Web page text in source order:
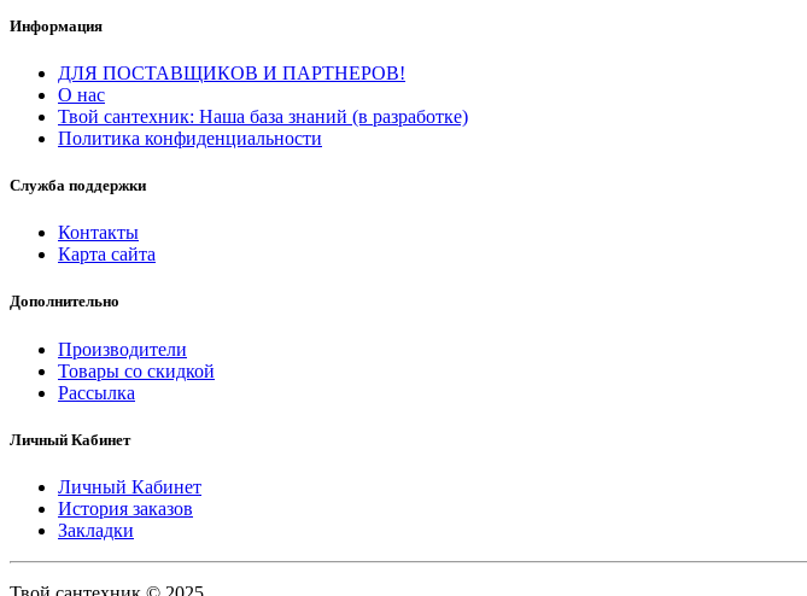
Информация
ДЛЯ ПОСТАВЩИКОВ И ПАРТНЕРОВ!
О нас
Твой сантехник: Наша база знаний (в разработке)
Политика конфиденциальности
Служба поддержки
Контакты
Карта сайта
Дополнительно
Производители
Товары со скидкой
Рассылка
Личный Кабинет
Личный Кабинет
История заказов
Закладки